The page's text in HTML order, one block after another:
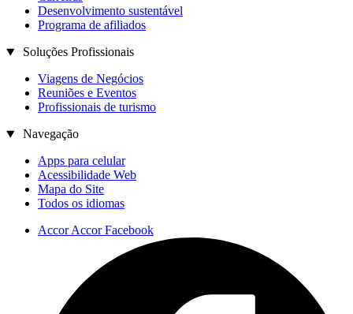
Desenvolvimento sustentável
Programa de afiliados
Soluções Profissionais
Viagens de Negócios
Reuniões e Eventos
Profissionais de turismo
Navegação
Apps para celular
Acessibilidade Web
Mapa do Site
Todos os idiomas
Accor Accor Facebook